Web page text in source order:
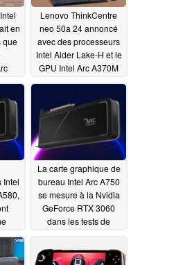
en
que
Lenovo ThinkCentre
neo 50a 24 annoncé
avec des processeurs
Intel Alder Lake-H et le
GPU Intel Arc A370M
07/21/2022
Intel
2022
La carte graphique de
bureau Intel Arc A750
se mesure à la Nvidia
GeForce RTX 3060
dans les tests de
vidéo07/16/2022